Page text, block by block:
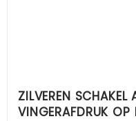
ZILVEREN SCHAKEL
VINGERAFDRUK OP